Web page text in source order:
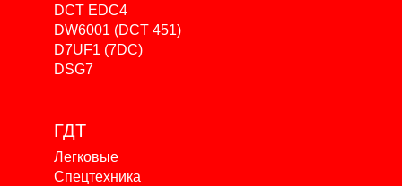
DCT EDC4
DW6001 (DCT 451)
D7UF1 (7DC)
DSG7
ГДТ
Легковые
Спецтехника